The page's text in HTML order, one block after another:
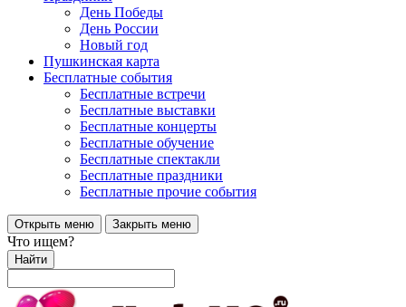
День Победы
День России
Новый год
Пушкинская карта
Бесплатные события
Бесплатные встречи
Бесплатные выставки
Бесплатные концерты
Бесплатные обучение
Бесплатные спектакли
Бесплатные праздники
Бесплатные прочие события
Открыть меню Закрыть меню
Что ищем?
Найти